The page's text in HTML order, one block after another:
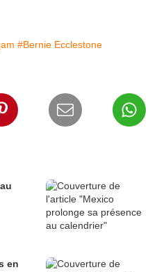
#Bernie Ecclestone
en